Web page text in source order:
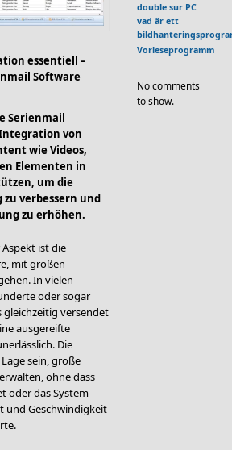
essentiell –
Software
Serienmail
von
wie Videos,
Elementen in
um die
verbessern und
zu erhöhen.
ist die
mit großen
In vielen
oder sogar
gleichzeitig versendet
ausgereifte
Die
sein, große
ohne dass
oder das System
und Geschwindigkeit
double sur PC
vad är ett
Vorleseprogramm
No comments
to show.